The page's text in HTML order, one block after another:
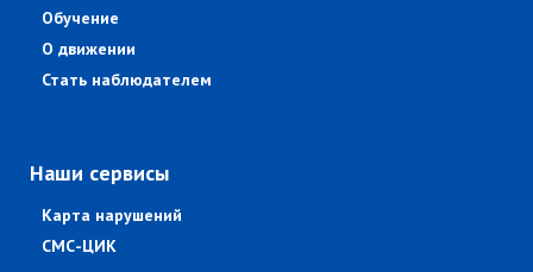
Обучение
О движении
Стать наблюдателем
Наши сервисы
Карта нарушений
СМС-ЦИК